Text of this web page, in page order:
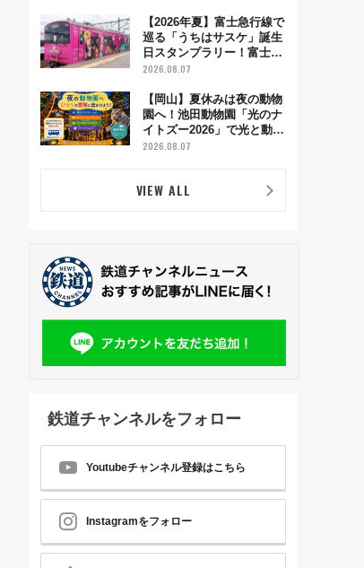
【2026年夏】富士急行線で
巡る「うちはサスケ」誕生
日スタンプラリー！富士急
ハイランド限定グルメ＆グ
2026.08.07
【岡山】夏休みは夜の動物
園へ！池田動物園「光のナ
イトズー2026」で光と動物
が彩る特別な夜
2026.08.07
VIEW ALL
鉄道チャンネルをフォロー
Youtubeチャンネル登録はこちら
Instagramをフォロー